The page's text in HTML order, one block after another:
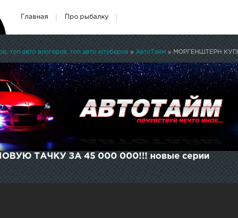
Главная Про рыбалку
топ авто влогеров, топ авто ютуберов» АвтоТайм» МОРГЕНШТЕРН
ТАЧКУ ЗА 45 000 000!!! новые серии